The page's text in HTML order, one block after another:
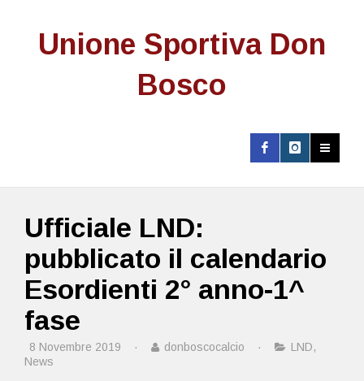
Unione Sportiva Don
Bosco
Ufficiale LND:
pubblicato il calendario
Esordienti 2° anno-1^
fase
8 Novembre 2019 · donboscocalcio · LND,
News